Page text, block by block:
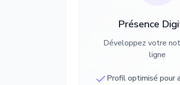
Présence
Développez votre
ligne
Profil optimisé pour